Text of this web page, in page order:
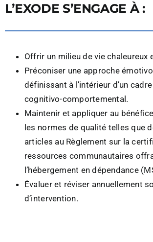
L’EXODE S’ENGAGE À :
Offrir un milieu de vie chaleureux
Préconiser une approche
définissant à l’intérieur d’un
cognitivo-comportemental.
Maintenir et appliquer au
les normes de qualité telles que
articles au Règlement sur la
ressources communautaires
l’hébergement en dépendance
Évaluer et réviser annuellement
d’intervention.